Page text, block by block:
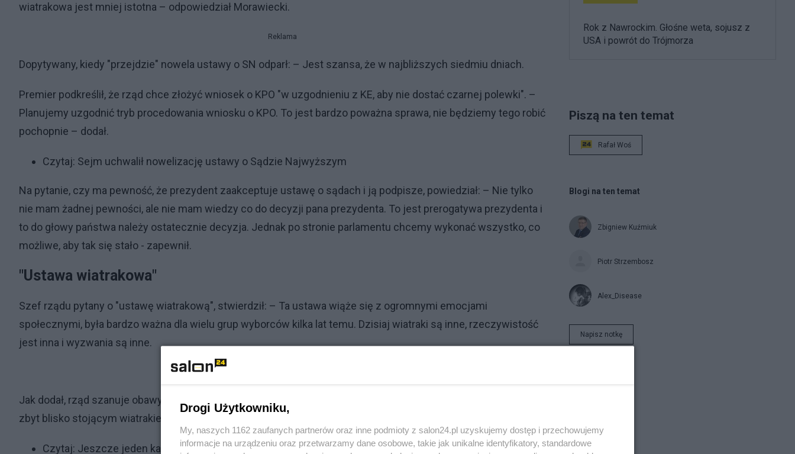
wiatrakowa jest mniej istotna – odpowiedział Morawiecki.
Reklama
Dopytywany, kiedy "przejdzie" nowela ustawy o SN odparł: – Jest szansa, że w najbliższych siedmiu dniach.
Premier podkreślił, że rząd chce złożyć wniosek o KPO "w uzgodnieniu z KE, aby nie dostać czarnej polewki". –
Planujemy uzgodnić tryb procedowania wniosku o KPO. To jest bardzo poważna sprawa, nie będziemy tego robić
pochopnie – dodał.
Czytaj: Sejm uchwalił nowelizację ustawy o Sądzie Najwyższym
Na pytanie, czy ma pewność, że prezydent zaakceptuje ustawę o sądach i ją podpisze, powiedział: – Nie tylko
nie mam żadnej pewności, ale nie mam wiedzy co do decyzji pana prezydenta. To jest prerogatywa prezydenta i
to do głowy państwa należy ostatecznie decyzja. Jednak po stronie parlamentu chcemy wykonać wszystko, co
możliwe, aby tak się stało - zapewnił.
"Ustawa wiatrakowa"
Szef rządu pytany o "ustawę wiatrakową", stwierdził: – Ta ustawa wiąże się z ogromnymi emocjami
społecznymi, była bardzo ważna dla wielu grup wyborców kilka lat temu. Dzisiaj wiatraki są inne, rzeczywistość
jest inna i wyzwania są inne.
Jak dodał, rząd szanuje obawy tych, którzy wskazują na zakłócenia miru domowego i spokoju w związku ze
zbyt blisko stojącym wiatrakiem­­.
Czytaj: Jeszcze jeden kamień milowy ws. wypłaty z KPO. PiS o nim wie
Rok z Nawrockim. Głośne weta, sojusz z
USA i powrót do Trójmorza
Piszą na ten temat
Rafał Woś
Blogi na ten temat
Zbigniew Kuźmiuk
Piotr Strzembosz
Alex_Disease
Napisz notkę
Drogi Użytkowniku,
My, naszych 1162 zaufanych partnerów oraz inne podmioty z salon24.pl uzyskujemy dostęp i przechowujemy
informacje na urządzeniu oraz przetwarzamy dane osobowe, takie jak unikalne identyfikatory, standardowe